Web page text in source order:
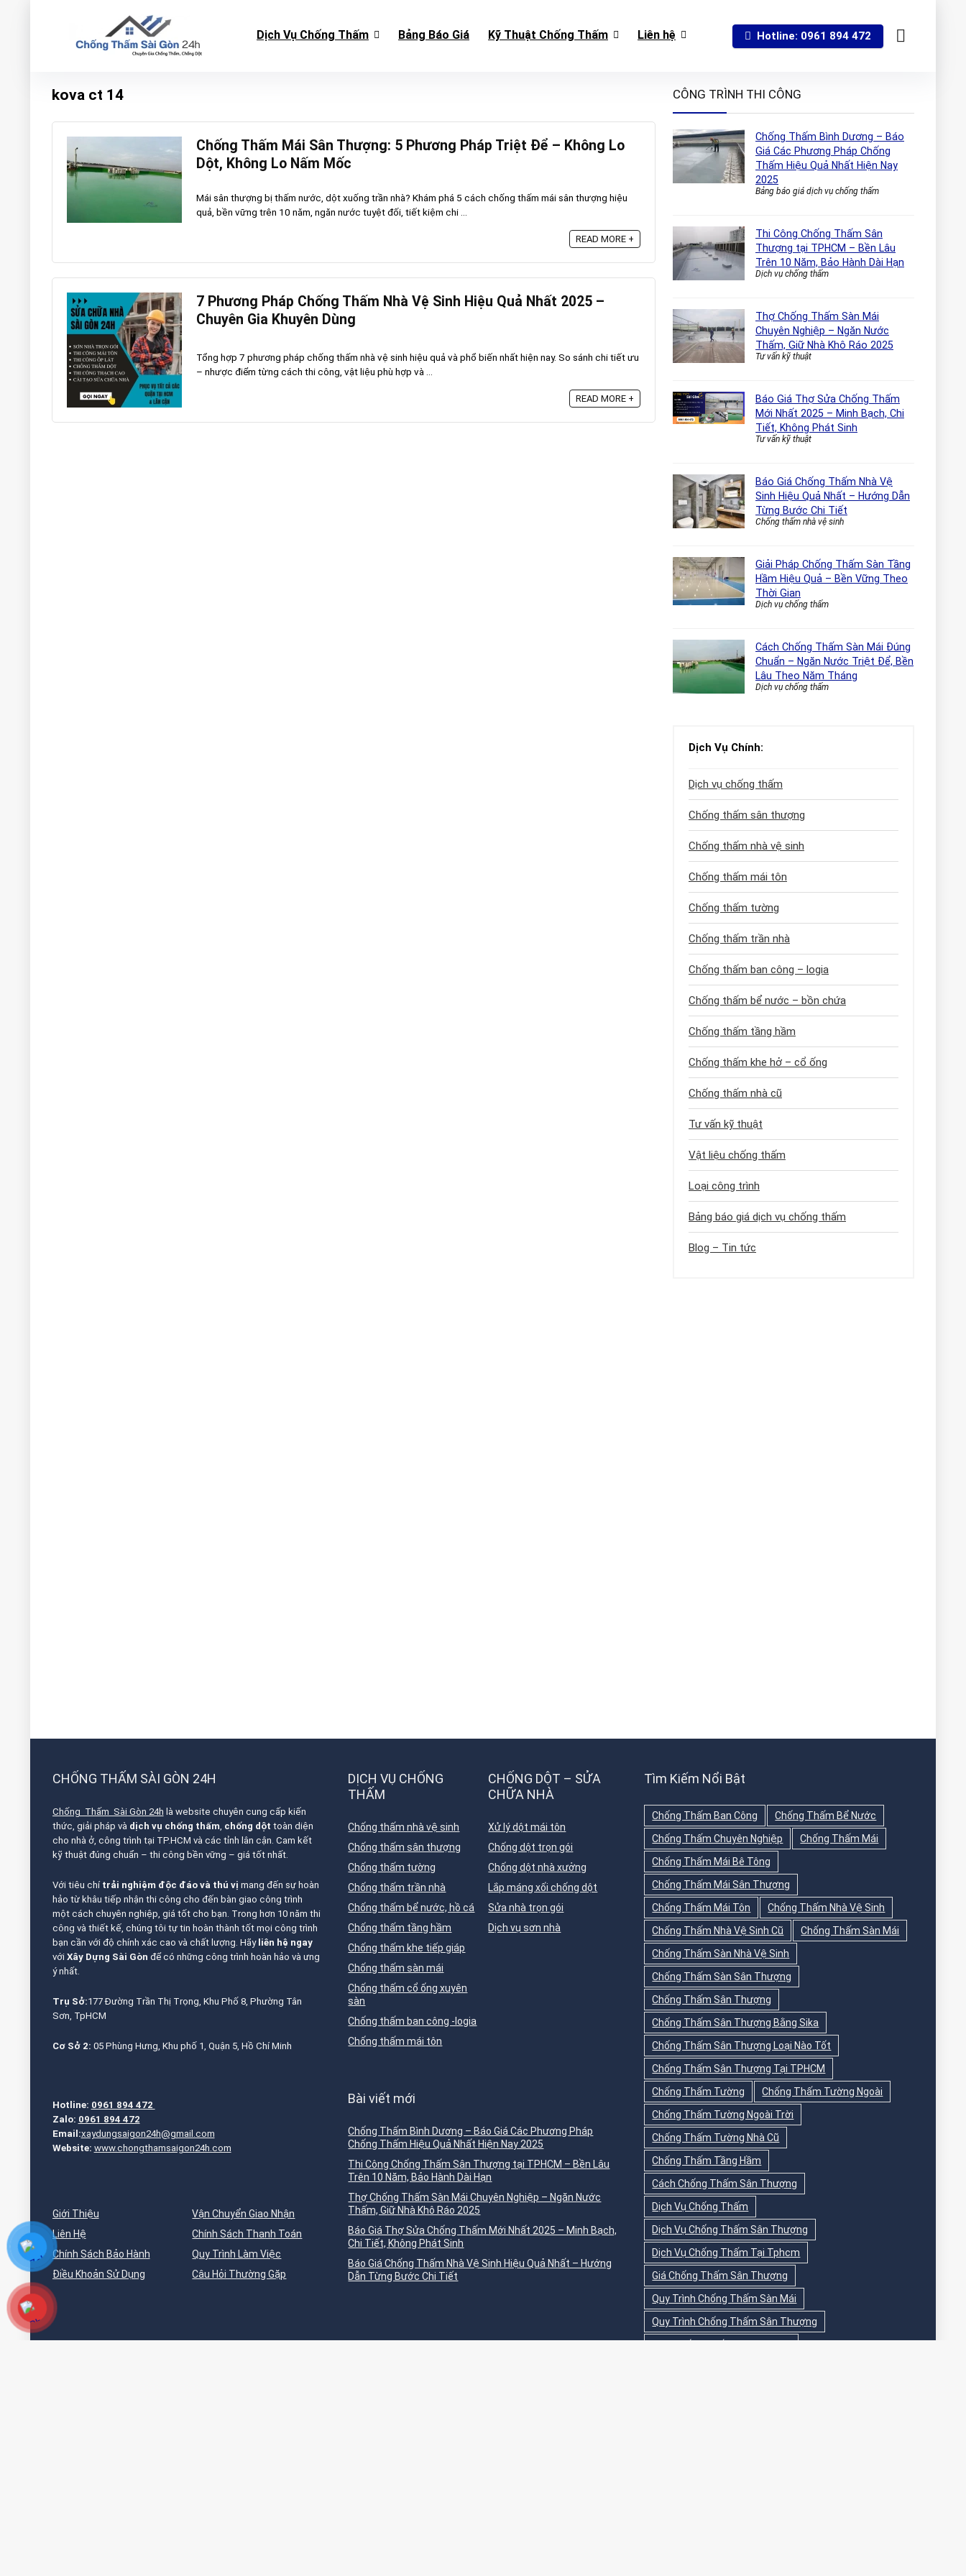
Dịch Vụ Chống Thấm Bảng Báo Giá Kỹ Thuật Chống Thấm Liên hệ Hotline: 0961 894 472
kova ct 14
Chống Thấm Mái Sân Thượng: 5 Phương Pháp Triệt Để – Không Lo
Dột, Không Lo Nấm Mốc
Mái sân thượng bị thấm nước, dột xuống trần nhà? Khám phá 5 cách chống thấm mái sân thượng hiệu
quả, bền vững trên 10 năm, ngăn nước tuyệt đối, tiết kiệm chi ...
READ MORE +
7 Phương Pháp Chống Thấm Nhà Vệ Sinh Hiệu Quả Nhất 2025 –
Chuyên Gia Khuyên Dùng
Tổng hợp 7 phương pháp chống thấm nhà vệ sinh hiệu quả và phổ biến nhất hiện nay. So sánh chi tiết ưu
– nhược điểm từng cách thi công, vật liệu phù hợp và ...
READ MORE +
CÔNG TRÌNH THI CÔNG
Chống Thấm Bình Dương – Báo
Giá Các Phương Pháp Chống
Thấm Hiệu Quả Nhất Hiện Nay
2025
Bảng báo giá dịch vụ chống thấm
Thi Công Chống Thấm Sân
Thượng tại TPHCM – Bền Lâu
Trên 10 Năm, Bảo Hành Dài Hạn
Dịch vụ chống thấm
Thợ Chống Thấm Sàn Mái
Chuyên Nghiệp – Ngăn Nước
Thấm, Giữ Nhà Khô Ráo 2025
Tư vấn kỹ thuật
Báo Giá Thợ Sửa Chống Thấm
Mới Nhất 2025 – Minh Bạch, Chi
Tiết, Không Phát Sinh
Tư vấn kỹ thuật
Báo Giá Chống Thấm Nhà Vệ
Sinh Hiệu Quả Nhất – Hướng Dẫn
Từng Bước Chi Tiết
Chống thấm nhà vệ sinh
Giải Pháp Chống Thấm Sàn Tầng
Hầm Hiệu Quả – Bền Vững Theo
Thời Gian
Dịch vụ chống thấm
Cách Chống Thấm Sàn Mái Đúng
Chuẩn – Ngăn Nước Triệt Để, Bền
Lâu Theo Năm Tháng
Dịch vụ chống thấm
Dịch Vụ Chính:
Dịch vụ chống thấm
Chống thấm sân thượng
Chống thấm nhà vệ sinh
Chống thấm mái tôn
Chống thấm tường
Chống thấm trần nhà
Chống thấm ban công – logia
Chống thấm bể nước – bồn chứa
Chống thấm tầng hầm
Chống thấm khe hở – cổ ống
Chống thấm nhà cũ
Tư vấn kỹ thuật
Vật liệu chống thấm
Loại công trình
Bảng báo giá dịch vụ chống thấm
Blog – Tin tức
CHỐNG THẤM SÀI GÒN 24H
Chống Thấm Sài Gòn 24h là website chuyên cung cấp kiến
thức, giải pháp và dịch vụ chống thấm, chống dột toàn diện
cho nhà ở, công trình tại TP.HCM và các tỉnh lân cận. Cam kết
kỹ thuật đúng chuẩn – thi công bền vững – giá tốt nhất.
Với tiêu chí trải nghiệm độc đáo và thú vị mang đến sự hoàn
hảo từ khâu tiếp nhận thi công cho đến bàn giao công trình
một cách chuyên nghiệp, giá tốt cho bạn. Trong hơn 10 năm thi
công và thiết kế, chúng tôi tự tin hoàn thành tốt mọi công trình
bạn cần với độ chính xác cao và chất lượng. Hãy liên hệ ngay
với Xây Dựng Sài Gòn để có những công trình hoàn hảo và ưng
ý nhất.
Trụ Sở:177 Đường Trần Thị Trọng, Khu Phố 8, Phường Tân
Sơn, TpHCM
Cơ Sở 2: 05 Phùng Hưng, Khu phố 1, Quận 5, Hồ Chí Minh
Hotline: 0961 894 472
Zalo: 0961 894 472
Email:xaydungsaigon24h@gmail.com
Website: www.chongthamsaigon24h.com
Giới Thiệu
Liên Hệ
Chính Sách Bảo Hành
Điều Khoản Sử Dụng
Vận Chuyển Giao Nhận
Chính Sách Thanh Toán
Quy Trình Làm Việc
Câu Hỏi Thường Gặp
DỊCH VỤ CHỐNG
THẤM
Chống thấm nhà vệ sinh
Chống thấm sân thượng
Chống thấm tường
Chống thấm trần nhà
Chống thấm bể nước, hồ cá
Chống thấm tầng hầm
Chống thấm khe tiếp giáp
Chống thấm sàn mái
Chống thấm cổ ống xuyên
sàn
Chống thấm ban công -logia
Chống thấm mái tôn
CHỐNG DỘT – SỬA
CHỮA NHÀ
Xử lý dột mái tôn
Chống dột trọn gói
Chống dột nhà xưởng
Lắp máng xối chống dột
Sửa nhà trọn gói
Dịch vụ sơn nhà
Bài viết mới
Chống Thấm Bình Dương – Báo Giá Các Phương Pháp
Chống Thấm Hiệu Quả Nhất Hiện Nay 2025
Thi Công Chống Thấm Sân Thượng tại TPHCM – Bền Lâu
Trên 10 Năm, Bảo Hành Dài Hạn
Thợ Chống Thấm Sàn Mái Chuyên Nghiệp – Ngăn Nước
Thấm, Giữ Nhà Khô Ráo 2025
Báo Giá Thợ Sửa Chống Thấm Mới Nhất 2025 – Minh Bạch,
Chi Tiết, Không Phát Sinh
Báo Giá Chống Thấm Nhà Vệ Sinh Hiệu Quả Nhất – Hướng
Dẫn Từng Bước Chi Tiết
Tìm Kiếm Nổi Bật
Chống Thấm Ban Công
Chống Thấm Bể Nước
Chống Thấm Chuyên Nghiệp
Chống Thấm Mái
Chống Thấm Mái Bê Tông
Chống Thấm Mái Sân Thượng
Chống Thấm Mái Tôn
Chống Thấm Nhà Vệ Sinh
Chống Thấm Nhà Vệ Sinh Cũ
Chống Thấm Sàn Mái
Chống Thấm Sàn Nhà Vệ Sinh
Chống Thấm Sàn Sân Thượng
Chống Thấm Sân Thượng
Chống Thấm Sân Thượng Bằng Sika
Chống Thấm Sân Thượng Loại Nào Tốt
Chống Thấm Sân Thượng Tại TPHCM
Chống Thấm Tường
Chống Thấm Tường Ngoài
Chống Thấm Tường Ngoài Trời
Chống Thấm Tường Nhà Cũ
Chống Thấm Tầng Hầm
Cách Chống Thấm Sân Thượng
Dịch Vụ Chống Thấm
Dịch Vụ Chống Thấm Sân Thượng
Dịch Vụ Chống Thấm Tại Tphcm
Giá Chống Thấm Sân Thượng
Quy Trình Chống Thấm Sàn Mái
Quy Trình Chống Thấm Sân Thượng